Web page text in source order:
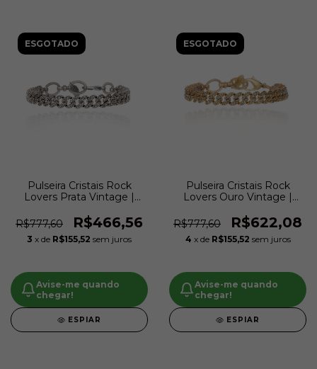
ESGOTADO
Pulseira Cristais Rock
Lovers Prata Vintage |
R$777,60
R$466,56
3 x de R$155,52 sem juros
Avise-me quando
chegar!
ESPIAR
ESGOTADO
Pulseira Cristais Rock
Lovers Ouro Vintage |
R$777,60
R$622,08
4 x de R$155,52 sem juros
Avise-me quando
chegar!
ESPIAR